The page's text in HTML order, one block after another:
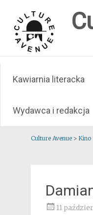
content
Kawiarnia literacka
Wydawca i redakcja
Culture Avenue > Kino
11